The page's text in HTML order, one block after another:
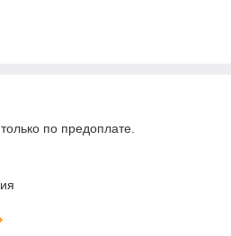
по предоплате.